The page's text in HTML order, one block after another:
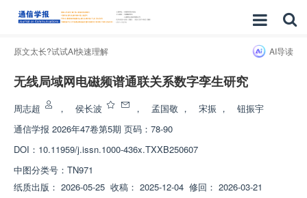
原文太长?试试AI快速理解 AI导读
无线局域网电磁频谱通联关系数字孪生研究
周志超 ， 侯长波 ， 孟国敬 ， 宋振 ，
钮振宇
通信学报 2026年47卷第5期 页码：78-90
DOI： 10.11959/j.issn.1000-436x.TXXB250607
中图分类号： TN971
纸质出版： 2026-05-25 收稿： 2025-12-04 修回： 2026-03-21